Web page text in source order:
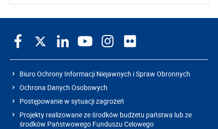
Biuro Ochrony Informacji Niejawnych i Spraw Obronnych
Ochrona Danych Osobowych
Postępowanie w sytuacji zagrożeń
Projekty realizowane ze środków budżetu państwa lub ze
środków Państwowego Funduszu Celowego